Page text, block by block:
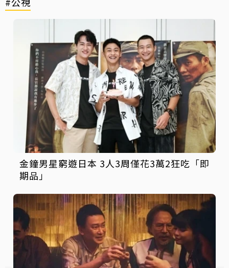
金鐘男星窮遊日本 3人3周僅花3萬2狂吃「即
期品」